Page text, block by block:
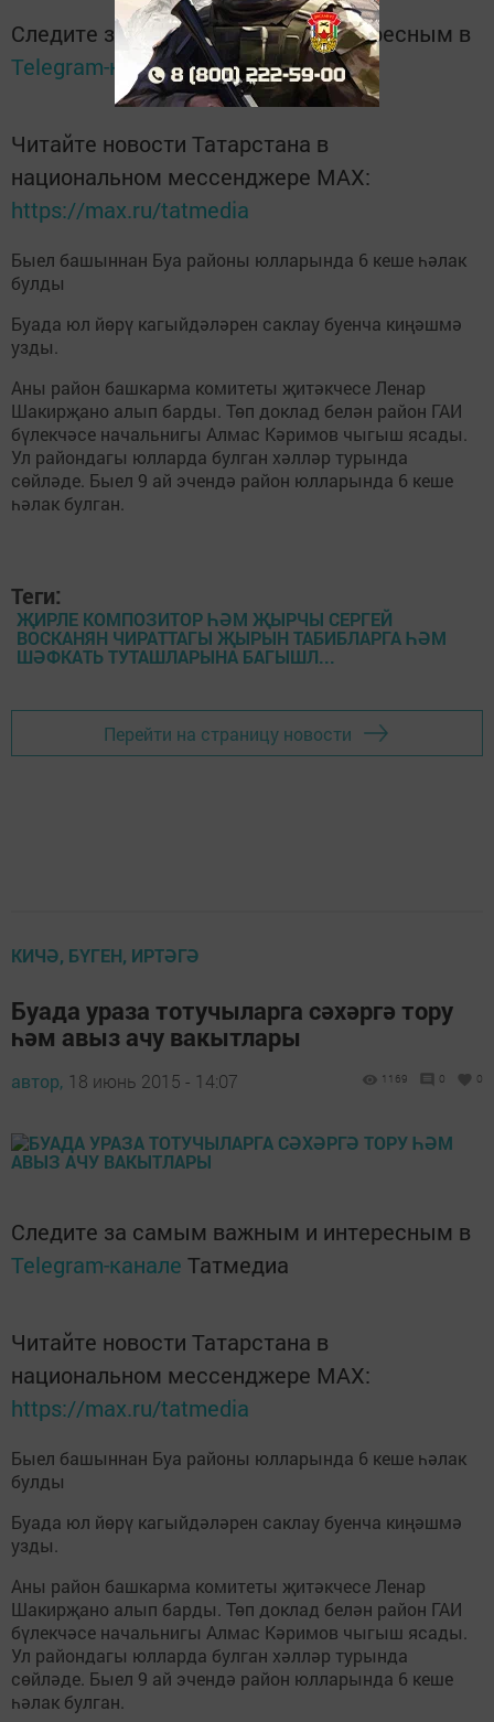
Следите за самым важным и интересным в
Telegram-канале Татмедиа
Читайте новости Татарстана в
национальном мессенджере MАХ:
https://max.ru/tatmedia
Быел башыннан Буа районы юлларында 6 кеше һәлак
булды
Буада юл йөрү кагыйдәләрен саклау буенча киңәшмә
узды.
Аны район башкарма комитеты җитәкчесе Ленар
Шакирҗано алып барды. Төп доклад белән район ГАИ
бүлекчәсе начальнигы Алмас Кәримов чыгыш ясады.
Ул райондагы юлларда булган хәлләр турында
сөйләде. Быел 9 ай эчендә район юлларында 6 кеше
һәлак булган.
Теги:
ҖИРЛЕ КОМПОЗИТОР ҺӘМ ҖЫРЧЫ СЕРГЕЙ
ВОСКАНЯН ЧИРАТТАГЫ ҖЫРЫН ТАБИБЛАРГА ҺӘМ
ШӘФКАТЬ ТУТАШЛАРЫНА БАГЫШЛ...
Перейти на страницу новости
КИЧӘ, БҮГЕН, ИРТӘГӘ
Буада ураза тотучыларга сәхәргә тору
һәм авыз ачу вакытлары
автор, 18 июнь 2015 - 14:07 1169 0 0
Следите за самым важным и интересным в
Telegram-канале Татмедиа
Читайте новости Татарстана в
национальном мессенджере MАХ:
https://max.ru/tatmedia
Быел башыннан Буа районы юлларында 6 кеше һәлак
булды
Буада юл йөрү кагыйдәләрен саклау буенча киңәшмә
узды.
Аны район башкарма комитеты җитәкчесе Ленар
Шакирҗано алып барды. Төп доклад белән район ГАИ
бүлекчәсе начальнигы Алмас Кәримов чыгыш ясады.
Ул райондагы юлларда булган хәлләр турында
сөйләде. Быел 9 ай эчендә район юлларында 6 кеше
һәлак булган.